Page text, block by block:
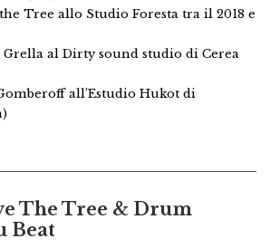
Tree allo Studio Foresta tra il 2018 e
Grella al Dirty sound studio di Cerea
all’Estudio Hukot di
The Tree & Drum
Beat